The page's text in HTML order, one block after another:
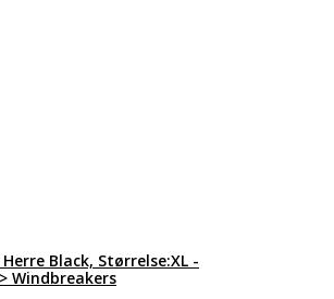
Black, Størrelse:XL -
Windbreakers